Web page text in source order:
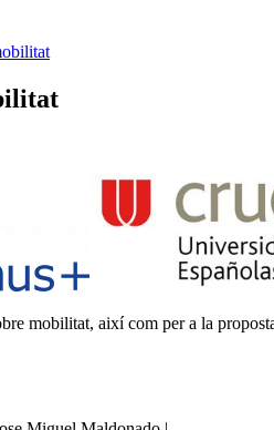
mobilitat, així com per a la